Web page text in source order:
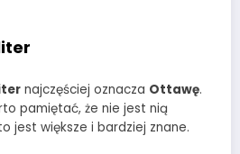
najczęściej oznacza Ottawę.
pamiętać, że nie jest nią
jest większe i bardziej znane.